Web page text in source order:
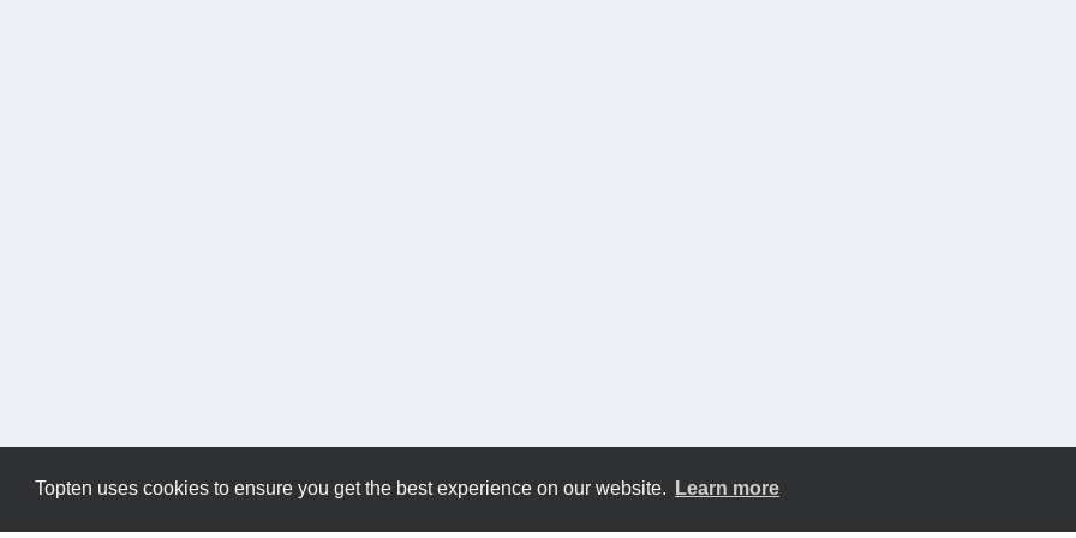
Topten uses cookies to ensure you get the best experience on our website. Learn more